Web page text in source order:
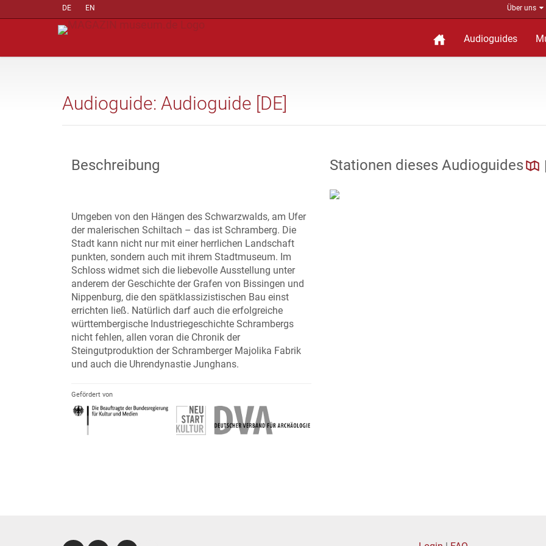
DE EN Über uns
Audioguides
Audioguide: Audioguide [DE]
Beschreibung
Umgeben von den Hängen des Schwarzwalds, am Ufer
der malerischen Schiltach – das ist Schramberg. Die
Stadt kann nicht nur mit einer herrlichen Landschaft
punkten, sondern auch mit ihrem Stadtmuseum. Im
Schloss widmet sich die liebevolle Ausstellung unter
anderem der Geschichte der Grafen von Bissingen und
Nippenburg, die den spätklassizistischen Bau einst
errichten ließ. Natürlich darf auch die erfolgreiche
württembergische Industriegeschichte Schrambergs
nicht fehlen, allen voran die Chronik der
Steingutproduktion der Schramberger Majolika Fabrik
und auch die Uhrendynastie Junghans.
Gefördert von
Stationen dieses Audioguides |